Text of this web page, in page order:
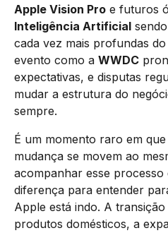
Apple Vision Pro e futuros
Inteligência Artificial
cada vez mais profundas
evento como a WWDC
expectativas, e disputas
mudar a estrutura do
sempre.
É um momento raro em
mudança se movem ao
acompanhar esse
diferença para entender
Apple está indo. A
produtos domésticos, a